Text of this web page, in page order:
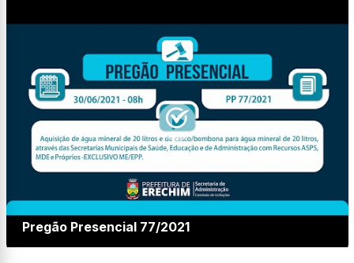
Pregão Presencial 77/2021